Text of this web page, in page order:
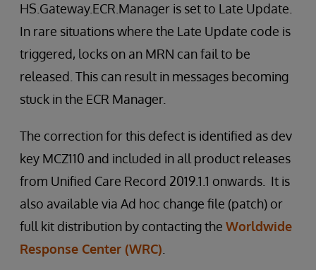
HS.Gateway.ECR.Manager is set to Late Update.
In rare situations where the Late Update code is
triggered, locks on an MRN can fail to be
released. This can result in messages becoming
stuck in the ECR Manager.
The correction for this defect is identified as dev
key MCZ110 and included in all product releases
from Unified Care Record 2019.1.1 onwards. It is
also available via Ad hoc change file (patch) or
full kit distribution by contacting the Worldwide
Response Center (WRC)